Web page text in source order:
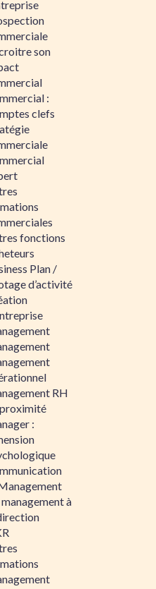
son
:
clefs
fonctions
Plan /
d’activité
RH
:
à